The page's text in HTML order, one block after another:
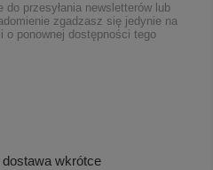
przesyłania newsletterów lub
zgadzasz się jedynie na
o ponownej dostępności tego
wkrótce